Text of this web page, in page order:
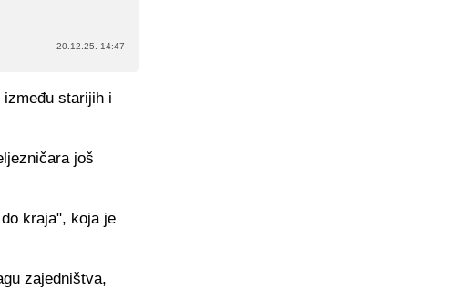
20.12.25. 14:47
starijih i
još
kraja", koja je
zajedništva,